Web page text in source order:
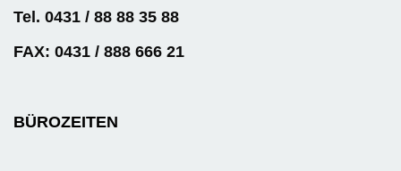
Tel. 0431 / 88 88 35 88
FAX: 0431 / 888 666 21
BÜROZEITEN